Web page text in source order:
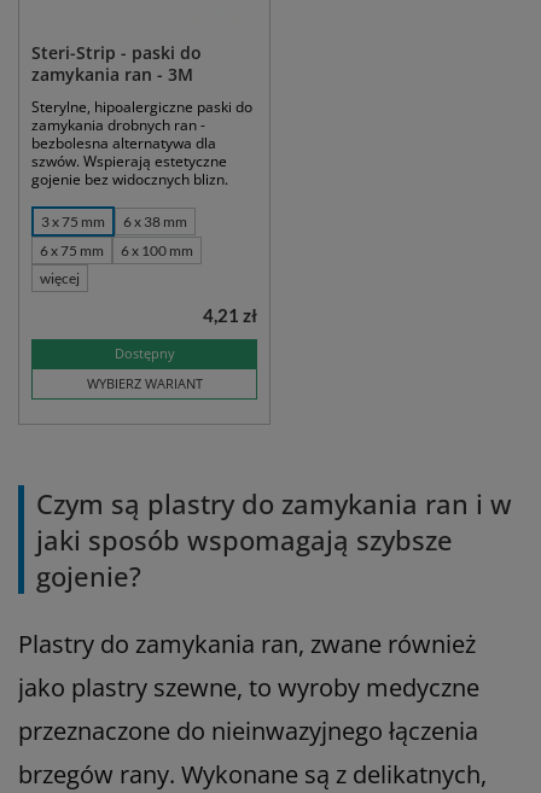
Steri-Strip - paski do
zamykania ran - 3M
Sterylne, hipoalergiczne paski do
zamykania drobnych ran -
bezbolesna alternatywa dla
szwów. Wspierają estetyczne
gojenie bez widocznych blizn.
3 x 75 mm
6 x 38 mm
6 x 75 mm
6 x 100 mm
więcej
Dostępny
WYBIERZ WARIANT
4,21 zł
Czym są plastry do zamykania ran i w
jaki sposób wspomagają szybsze
gojenie?
Plastry do zamykania ran, zwane również
jako plastry szewne, to wyroby medyczne
przeznaczone do nieinwazyjnego łączenia
brzegów rany. Wykonane są z delikatnych,